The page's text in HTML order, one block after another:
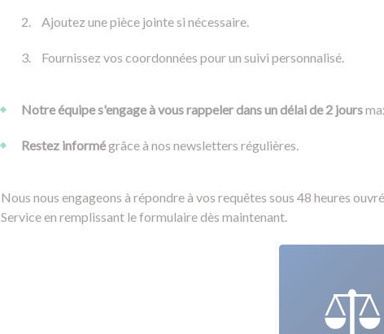
Ajoutez une pièce jointe si nécessaire.
Fournissez vos coordonnées pour un suivi personnalisé.
Notre équipe s'engage à vous rappeler dans un délai de 2 jours
Restez informégrâce à nos newsletters régulières.
Nous nous engageons à répondre à vos requêtes sous 48 heures
Service en remplissant le formulaire dès maintenant.